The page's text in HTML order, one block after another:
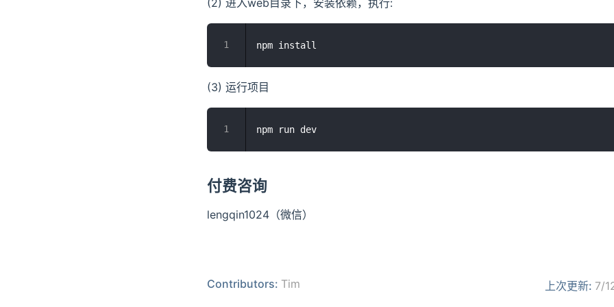
(2) 进入web目录下，安装依赖，执行:
(3) 运行项目
付费咨询
lengqin1024（微信）
上次更新: 7/
Contributors: Tim